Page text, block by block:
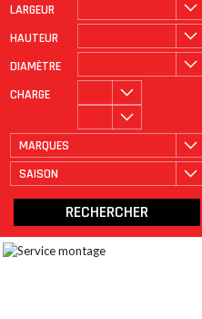
LARGEUR
HAUTEUR
DIAMÈTRE
CHARGE
MARQUES
SAISON